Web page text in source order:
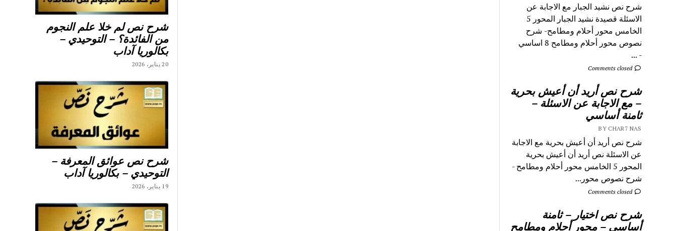
شرح نص نشيد الجبار مع الاجابة عن
الاسئلة قصيدة نشيد الجبار المحور 5
الخامس محور أحلام ومطامح- شرح
نصوص محور أحلام ومطامح 8 اساسي
- ...
Comments closed
شرح نص أريد أن أعيش بحرية
– مع الاجابة عن الاسئلة –
ثامنة أساسي
BY CHAR7 NAS
شرح نص أريد أن أعيش بحرية مع الاجابة
عن الاسئلة نص أريد أن أعيش بحرية
المحور 5 الخامس محور أحلام ومطامح -
شرح نصوص محور...
Comments closed
شرح نص اختيار – ثامنة
أساسي – محور أحلام ومطامح
شرح نص لم خلا علم النجوم
من الفائدة؟ – التوحيدي –
بكالوريا آداب
20 يناير، 2026
شرح نص عوائق المعرفة –
التوحيدي – بكالوريا آداب
19 يناير، 2026